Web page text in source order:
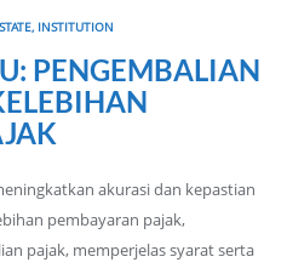
INSTITUTION
PENGEMBALIAN
akurasi dan kepastian
pembayaran pajak,
pajak, memperjelas syarat serta